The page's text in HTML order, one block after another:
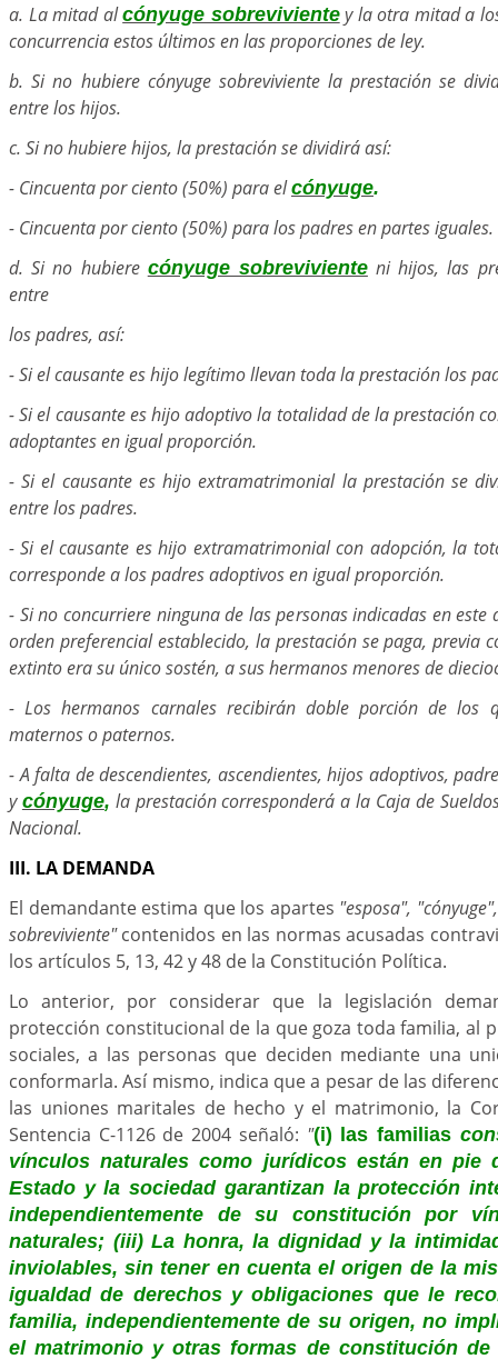
a. La mitad alcónyuge sobrevivientey la otra mitad a
concurrencia estos últimos en las proporciones de ley.
b. Si no hubiere cónyuge sobreviviente la prestación se
entre los hijos.
c. Si no hubiere hijos, la prestación se dividirá así:
- Cincuenta por ciento (50%) para elcónyuge.
- Cincuenta por ciento (50%) para los padres en partes iguales.
d. Si no hubiere cónyuge sobrevivienteni hijos, las
entre
los padres, así:
- Si el causante es hijo legítimo llevan toda la prestación los
- Si el causante es hijo adoptivo la totalidad de la prestación
adoptantes en igual proporción.
- Si el causante es hijo extramatrimonial la prestación se
entre los padres.
- Si el causante es hijo extramatrimonial con adopción, la
corresponde a los padres adoptivos en igual proporción.
- Si no concurriere ninguna de las personas indicadas en
orden preferencial establecido, la prestación se paga, previa
extinto era su único sostén, a sus hermanos menores de
- Los hermanos carnales recibirán doble porción de los
maternos o paternos.
- A falta de descendientes, ascendientes, hijos adoptivos,
y cónyuge, la prestación corresponderá a la Caja de
Nacional.
III. LA DEMANDA
El demandante estima que los apartes "esposa",
sobreviviente"contenidos en las normas acusadas
los artículos 5, 13, 42 y 48 de la Constitución Política.
Lo anterior, por considerar que la legislación
protección constitucional de la que goza toda familia, al
sociales, a las personas que deciden mediante una
conformarla. Así mismo, indica que a pesar de las
las uniones maritales de hecho y el matrimonio, la
Sentencia C-1126 de 2004 señaló: "(i) las familias
vínculos naturales como jurídicos están en pie
Estado y la sociedad garantizan la protección
independientemente de su constitución por
naturales; (iii) La honra, la dignidad y la
inviolables, sin tener en cuenta el origen de la
igualdad de derechos y obligaciones que le
familia, independientemente de su origen, no
el matrimonio y otras formas de constitución de